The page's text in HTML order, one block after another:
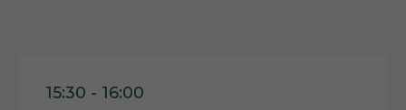
15:30 - 16:00